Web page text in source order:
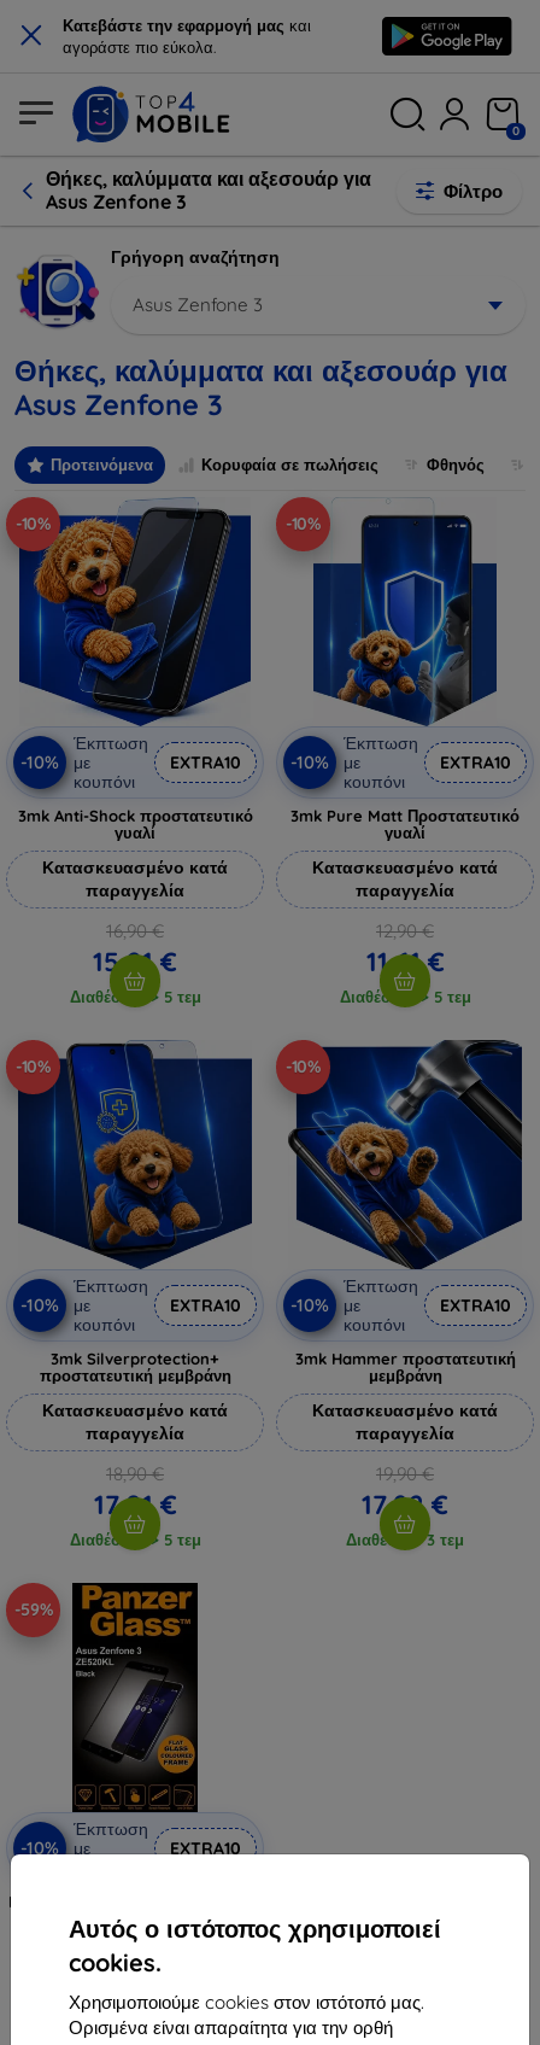
× Κατεβάστε την εφαρμογή μας και
αγοράστε πιο εύκολα.
Αυτός ο ιστότοπος χρησιμοποιεί
cookies.
Χρησιμοποιούμε cookies στον ιστότοπό μας.
Ορισμένα είναι απαραίτητα για την ορθή
0
Θήκες, καλύμματα και αξεσουάρ για
Asus Zenfone 3
Φίλτρο
Γρήγορη αναζήτηση
Asus Zenfone 3
Θήκες, καλύμματα και αξεσουάρ για
Asus Zenfone 3
Προτεινόμενα Κορυφαία σε πωλήσεις Φθηνός
-10%
-10%
Έκπτωση
με
κουπόνι
EXTRA10
3mk Anti-Shock προστατευτικό
γυαλί
Κατασκευασμένο κατά
παραγγελία
16,90 €
15,21 €
Διαθέσιμο > 5 τεμ
-10%
-10%
Έκπτωση
με
κουπόνι
EXTRA10
3mk Pure Matt Προστατευτικό
γυαλί
Κατασκευασμένο κατά
παραγγελία
12,90 €
11,61 €
Διαθέσιμο > 5 τεμ
-10%
-10%
Έκπτωση
με
κουπόνι
EXTRA10
3mk Silverprotection+
προστατευτική μεμβράνη
Κατασκευασμένο κατά
παραγγελία
18,90 €
17,01 €
Διαθέσιμο > 5 τεμ
-10%
-10%
Έκπτωση
με
κουπόνι
EXTRA10
3mk Hammer προστατευτική
μεμβράνη
Κατασκευασμένο κατά
παραγγελία
19,90 €
17,92 €
Διαθέσιμο 3 τεμ
-59%
-10%
Έκπτωση
με
EXTRA10
PanzerGlass για Asus ZenFone 3 -
μαύρο
32,90 €
13,42 €
Τελευταίο τεμάχιο σε απόθεμα